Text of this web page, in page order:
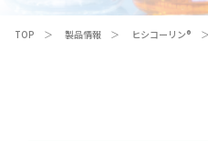
TOP 製品情報 ヒシコーリン®